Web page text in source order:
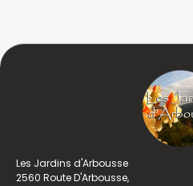
Les Jardins d'Arbousse
2560 Route D'Arbousse,